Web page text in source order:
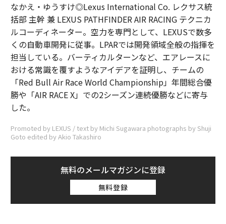
なかえ・ゆうすけ◎Lexus International Co. レクサス統
括部 主幹 兼 LEXUS PATHFINDER AIR RACING テクニカ
ルコーディネーター。空力を専門として、LEXUSで数多
くの自動車開発に従事。LPARでは開発領域全般の指揮を
担当している。バーティカルターンなど、エアレースに
おける常識を覆すようなアイデアを証明し、チームの
「Red Bull Air Race World Championship」年間総合優
勝や「AIR RACE X」での2シーズン連続優勝などに寄与
した。
Promoted by LEXUS / text by Michi Sugawara photographs by Shuji
Goto edited by Akio Takashiro
無料のメールマガジンに登録
無料登録